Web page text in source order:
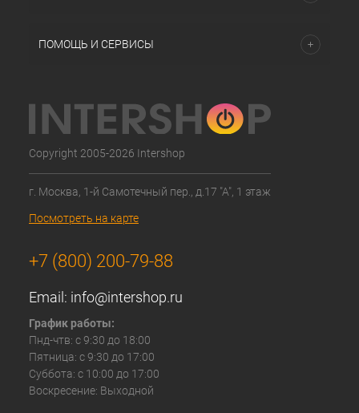
ПОМОЩЬ И СЕРВИСЫ
Copyright 2005-2026 Intershop
г. Москва, 1-й Самотечный пер., д.17 "А", 1 этаж
Посмотреть на карте
+7 (800) 200-79-88
Email: info@intershop.ru
График работы:
Пнд-чтв: с 9:30 до 18:00
Пятница: с 9:30 до 17:00
Суббота: с 10:00 до 17:00
Воскресение: Выходной